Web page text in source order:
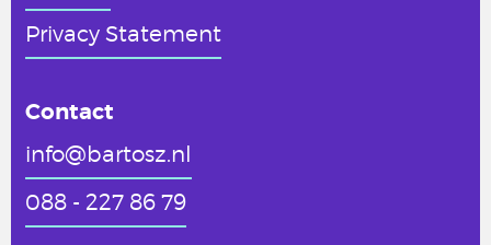
Privacy Statement
Contact
info@bartosz.nl
088 - 227 86 79